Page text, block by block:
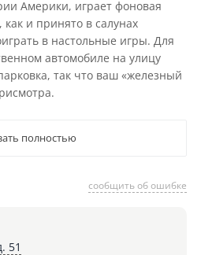
Америки, играет фоновая
и принято в салунах
в настольные игры. Для
автомобиле на улицу
так что ваш «железный
полностью
сообщить об ошибке
51